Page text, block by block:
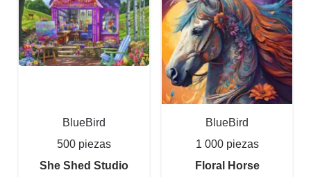
BlueBird
500 piezas
She Shed Studio
BlueBird
1 000 piezas
Floral Horse